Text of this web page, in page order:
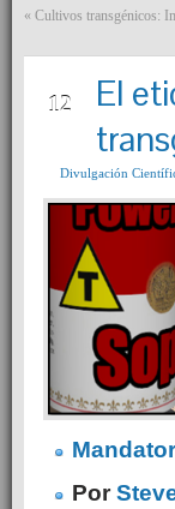
« Cultivos transgénicos:
12
El
Divulgación
Por